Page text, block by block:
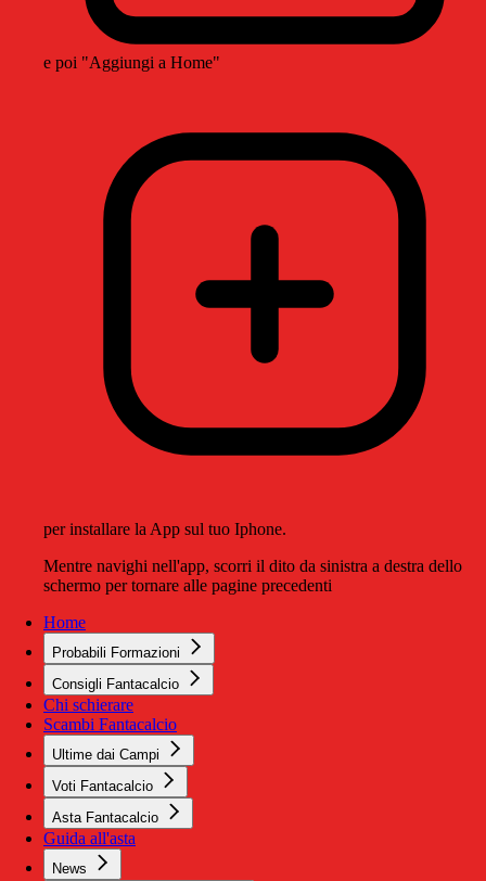
e poi "Aggiungi a Home"
per installare la App sul tuo Iphone.
Mentre navighi nell'app, scorri il dito da sinistra a destra dello
schermo per tornare alle pagine precedenti
Home
Probabili Formazioni
Consigli Fantacalcio
Chi schierare
Scambi Fantacalcio
Ultime dai Campi
Voti Fantacalcio
Asta Fantacalcio
Guida all'asta
News